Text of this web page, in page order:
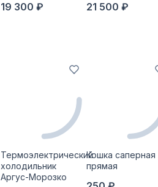
19 300 ₽ 21 500 ₽
Термоэлектрический
холодильник
Аргус-Морозко
Кошка саперная
прямая